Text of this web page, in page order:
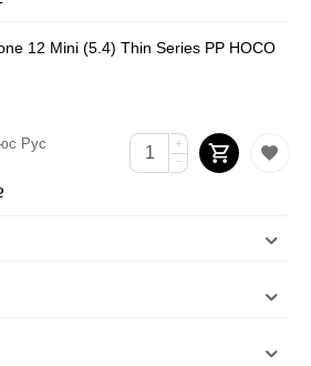
12 Mini (5.4) Thin Series PP HOCO
Рус
+
−